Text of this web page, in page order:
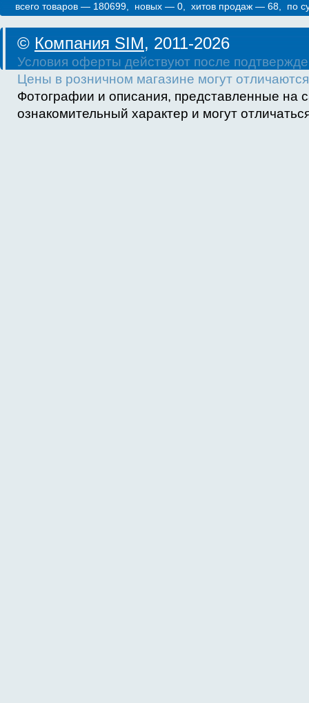
всего товаров — 180699, новых — 0, хитов продаж — 68, по
© Компания SIM, 2011-2026
Условия оферты действуют после
Цены в розничном магазине могут
Фотографии и описания, представленные на
ознакомительный характер и могут